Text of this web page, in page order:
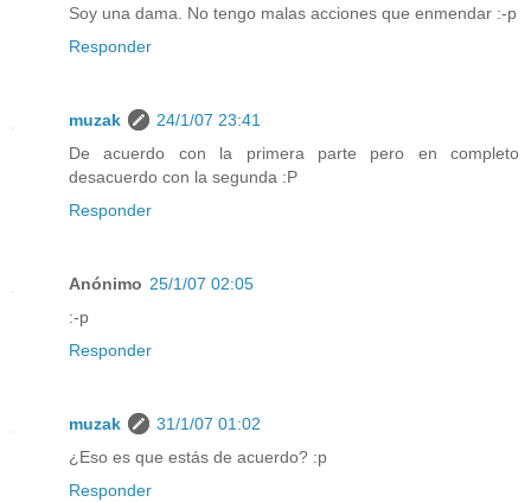
Soy una dama. No tengo malas acciones que enmendar :-p
Responder
muzak
24/1/07 23:41
De acuerdo con la primera parte pero en completo
desacuerdo con la segunda :P
Responder
Anónimo 25/1/07 02:05
:-p
Responder
muzak
31/1/07 01:02
¿Eso es que estás de acuerdo? :p
Responder